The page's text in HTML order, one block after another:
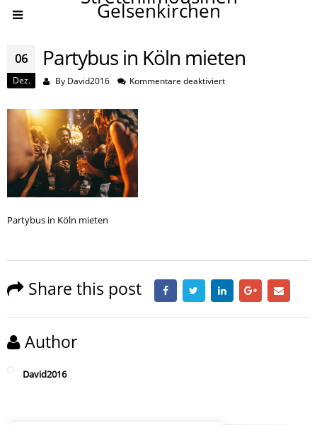
Gelsenkirchen
06
Dez.
Partybus in Köln mieten
By David2016 Kommentare deaktiviertfür
Partybus in Köln mieten
Share this post
Author
David2016